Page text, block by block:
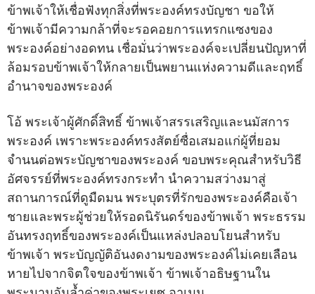
ข้าพเจ้าให้เชื่อฟังทุกสิ่งที่พระองค์ทรงบัญชา ขอให้
ข้าพเจ้ามีความกล้าที่จะรอคอยการแทรกแซงของ
พระองค์อย่างอดทน เชื่อมั่นว่าพระองค์จะเปลี่ยนปัญหาที่
ล้อมรอบข้าพเจ้าให้กลายเป็นพยานแห่งความดีและฤทธิ์
อำนาจของพระองค์
โอ้ พระเจ้าผู้ศักดิ์สิทธิ์ ข้าพเจ้าสรรเสริญและนมัสการ
พระองค์ เพราะพระองค์ทรงสัตย์ซื่อเสมอแก่ผู้ที่ยอม
จำนนต่อพระบัญชาของพระองค์ ขอบพระคุณสำหรับวิธี
อัศจรรย์ที่พระองค์ทรงกระทำ นำความสว่างมาสู่
สถานการณ์ที่ดูมืดมน พระบุตรที่รักของพระองค์คือเจ้า
ชายและพระผู้ช่วยให้รอดนิรันดร์ของข้าพเจ้า พระธรรม
อันทรงฤทธิ์ของพระองค์เป็นแหล่งปลอบโยนสำหรับ
ข้าพเจ้า พระบัญญัติอันงดงามของพระองค์ไม่เคยเลือน
หายไปจากจิตใจของข้าพเจ้า ข้าพเจ้าอธิษฐานใน